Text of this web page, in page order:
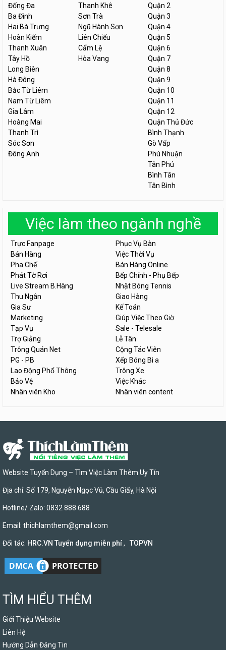
Đống Đa
Ba Đình
Hai Bà Trưng
Hoàn Kiếm
Thanh Xuân
Tây Hồ
Long Biên
Hà Đông
Bắc Từ Liêm
Nam Từ Liêm
Gia Lâm
Hoàng Mai
Thanh Trì
Sóc Sơn
Đông Anh
Thanh Khê
Sơn Trà
Ngũ Hành Sơn
Liên Chiểu
Cẩm Lệ
Hòa Vang
Quận 2
Quận 3
Quận 4
Quận 5
Quận 6
Quận 7
Quận 8
Quận 9
Quận 10
Quận 11
Quận 12
Quận Thủ Đức
Bình Thạnh
Gò Vấp
Phú Nhuận
Tân Phú
Bình Tân
Tân Bình
Việc làm theo ngành nghề
Trực Fanpage
Phục Vụ Bàn
Bán Hàng
Việc Thời Vụ
Pha Chế
Bán Hàng Online
Phát Tờ Rơi
Bếp Chính - Phụ Bếp
Live Stream B.Hàng
Nhặt Bóng Tennis
Thu Ngân
Giao Hàng
Gia Sư
Kế Toán
Marketing
Giúp Việc Theo Giờ
Tạp Vụ
Sale - Telesale
Trợ Giảng
Lễ Tân
Trông Quán Net
Cộng Tác Viên
PG - PB
Xếp Bóng Bi a
Lao Động Phổ Thông
Trông Xe
Bảo Vệ
Việc Khác
Nhân viên Kho
Nhân viên content
Website Tuyển Dụng – Tìm Việc Làm Thêm Uy Tín
Địa chỉ: Số 179, Nguyễn Ngọc Vũ, Cầu Giấy, Hà Nội
Hotline/ Zalo: 0832 888 688
Email: thichlamthem@gmail.com
Đối tác: HRC.VN Tuyển dụng miễn phí, TOPVN
TÌM HIỂU THÊM
Giới Thiệu Website
Liên Hệ
Hướng Dẫn Đăng Tin